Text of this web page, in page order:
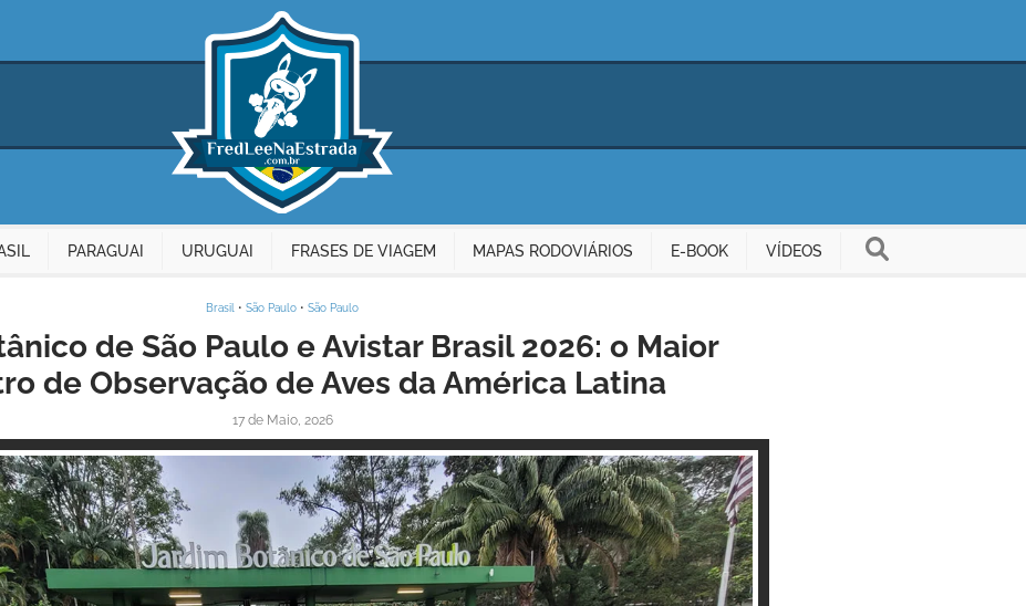
PARAGUAI URUGUAI FRASES DE VIAGEM MAPAS RODOVIÁRIOS E-BOOK VÍDEOS
Brasil • São Paulo • São Paulo
de São Paulo e Avistar Brasil 2026: o Maior
de Observação de Aves da América Latina
17 de Maio, 2026